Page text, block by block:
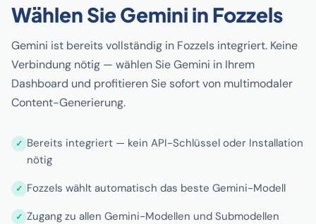
Wählen Sie Gemini in Fozzels
Gemini ist bereits vollständig in Fozzels integriert. Keine
Verbindung nötig — wählen Sie Gemini in Ihrem
Dashboard und profitieren Sie sofort von multimodaler
Content-Generierung.
Bereits integriert — kein API-Schlüssel oder Installation
nötig
Fozzels wählt automatisch das beste Gemini-Modell
Zugang zu allen Gemini-Modellen und Submodellen